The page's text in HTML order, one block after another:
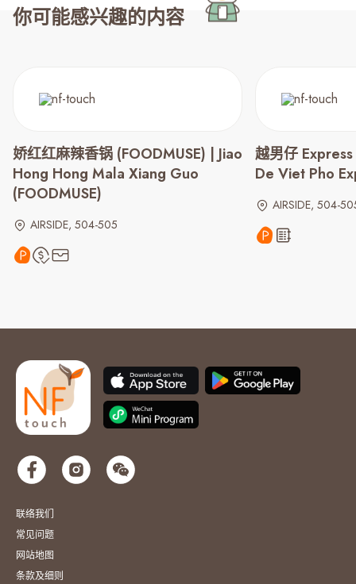
你可能感兴趣的内容
娇红红麻辣香锅 (FOODMUSE) | Jiao
Hong Hong Mala Xiang Guo
(FOODMUSE)
AIRSIDE, 504-505
越男仔
De Viet Pho
AIRSIDE, 504-
联络我们
常见问题
网站地图
条款及细则